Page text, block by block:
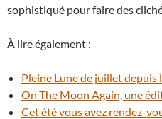
sophistiqué pour faire des
À lire également :
Pleine Lune de juillet depuis
On The Moon Again, une
Cet été vous avez rendez-